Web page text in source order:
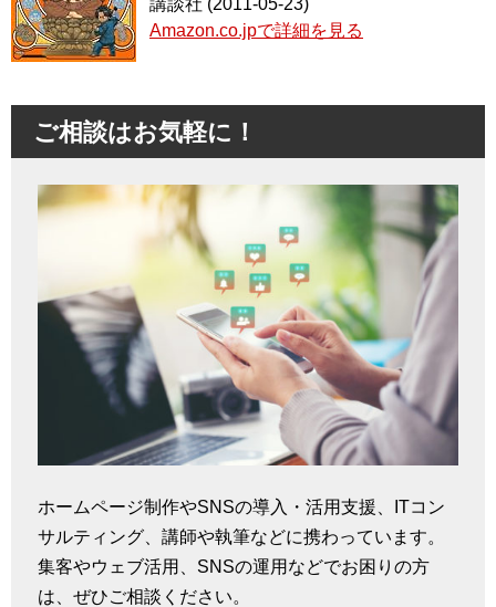
講談社 (2011-05-23)
Amazon.co.jpで詳細を見る
ご相談はお気軽に！
ホームページ制作やSNSの導入・活用支援、ITコン
サルティング、講師や執筆などに携わっています。
集客やウェブ活用、SNSの運用などでお困りの方
は、ぜひご相談ください。